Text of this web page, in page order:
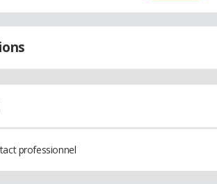
professionnel